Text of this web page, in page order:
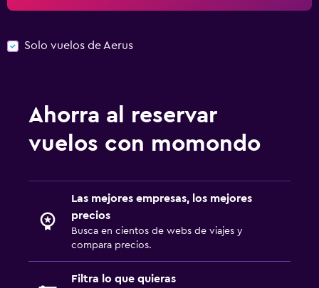
Solo vuelos de Aerus
Ahorra al reservar
vuelos con momondo
Las mejores empresas, los mejores
precios
Busca en cientos de webs de viajes y
compara precios.
Filtra lo que quieras